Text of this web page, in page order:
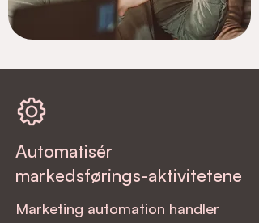
Automatisér
markedsførings-aktivitetene
Marketing automation handler